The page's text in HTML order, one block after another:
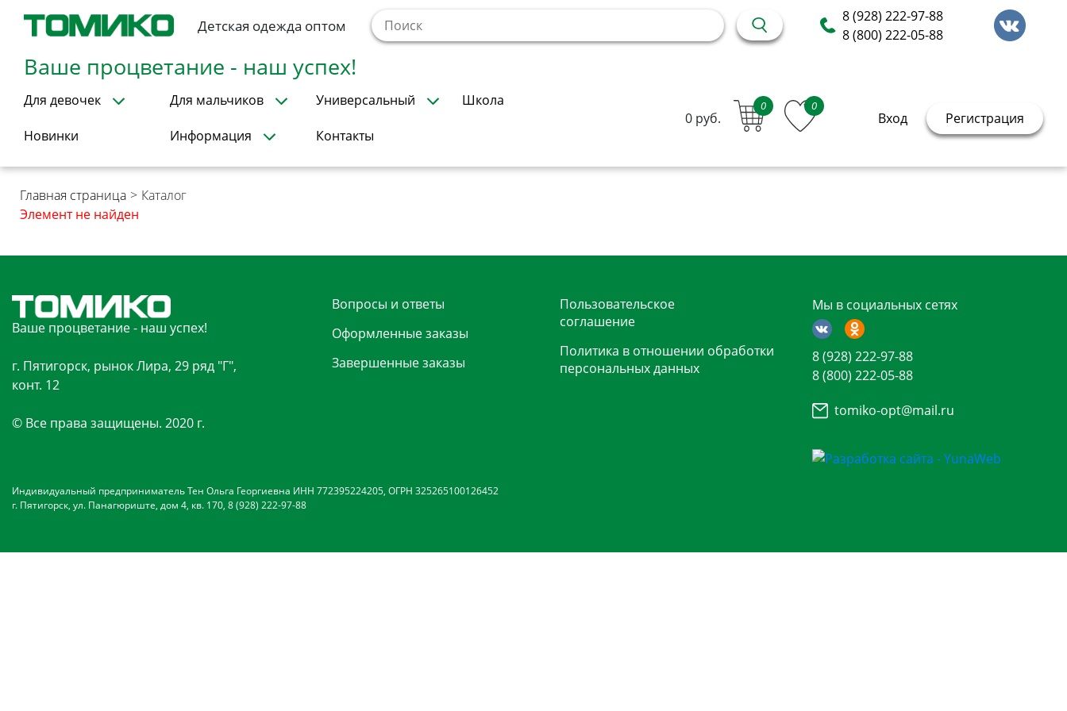
Детская одежда оптом
8 (928) 222-97-88
8 (800) 222-05-88
Ваше процветание - наш успех!
Для девочек Для мальчиков Универсальный Школа
Новинки Информация Контакты
0 руб.
0 0
Вход Регистрация
Главная страница > Каталог
Элемент не найден
Ваше процветание - наш успех!
г. Пятигорск, рынок Лира, 29 ряд "Г",
конт. 12
© Все права защищены. 2020 г.
Вопросы и ответы
Оформленные заказы
Завершенные заказы
Пользовательское
соглашение
Политика в отношении обработки
персональных данных
Мы в социальных сетях
8 (928) 222-97-88
8 (800) 222-05-88
tomiko-opt@mail.ru
Индивидуальный предприниматель Тен Ольга Георгиевна ИНН 772395224205, ОГРН 325265100126452
г. Пятигорск, ул. Панагюриште, дом 4, кв. 170, 8 (928) 222-97-88